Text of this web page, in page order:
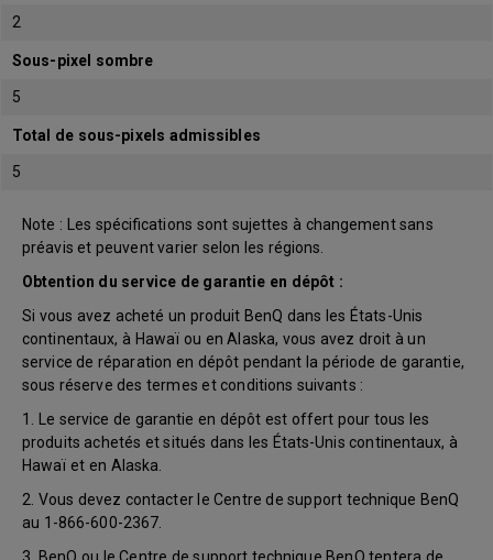
2
Sous-pixel sombre
5
Total de sous-pixels admissibles
5
Note : Les spécifications sont sujettes à changement sans
préavis et peuvent varier selon les régions.
Obtention du service de garantie en dépôt :
Si vous avez acheté un produit BenQ dans les États-Unis
continentaux, à Hawaï ou en Alaska, vous avez droit à un
service de réparation en dépôt pendant la période de garantie,
sous réserve des termes et conditions suivants :
1. Le service de garantie en dépôt est offert pour tous les
produits achetés et situés dans les États-Unis continentaux, à
Hawaï et en Alaska.
2. Vous devez contacter le Centre de support technique BenQ
au 1-866-600-2367.